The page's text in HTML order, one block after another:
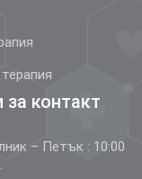
за контакт
– Петък : 10:00